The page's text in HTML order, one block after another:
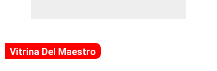
Vitrina Del Maestro